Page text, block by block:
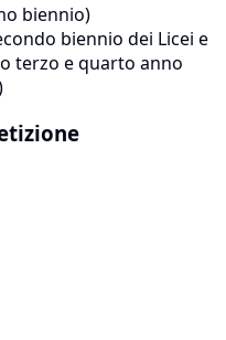
biennio)
biennio dei Licei e
terzo e quarto anno